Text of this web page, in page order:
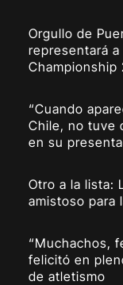
Orgullo de
representará
Championship
“Cuando
Chile, no tuve
en su
Otro a la lista:
amistoso para
“Muchachos,
felicitó en
de atletismo